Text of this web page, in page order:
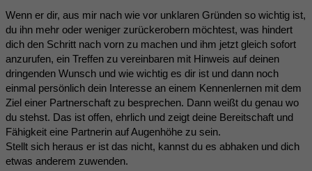
Wenn er dir, aus mir nach wie vor unklaren Gründen so wichtig ist,
du ihn mehr oder weniger zurückerobern möchtest, was hindert
dich den Schritt nach vorn zu machen und ihm jetzt gleich sofort
anzurufen, ein Treffen zu vereinbaren mit Hinweis auf deinen
dringenden Wunsch und wie wichtig es dir ist und dann noch
einmal persönlich dein Interesse an einem Kennenlernen mit dem
Ziel einer Partnerschaft zu besprechen. Dann weißt du genau wo
du stehst. Das ist offen, ehrlich und zeigt deine Bereitschaft und
Fähigkeit eine Partnerin auf Augenhöhe zu sein.
Stellt sich heraus er ist das nicht, kannst du es abhaken und dich
etwas anderem zuwenden.